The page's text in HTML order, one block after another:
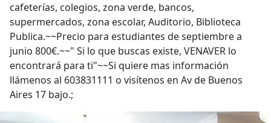
cafeterías, colegios, zona verde, bancos,
supermercados, zona escolar, Auditorio, Biblioteca
Publica.~~Precio para estudiantes de septiembre a
junio 800€.~~" Si lo que buscas existe, VENAVER lo
encontrará para ti"~~Si quiere mas información
llámenos al 603831111 o visítenos en Av de Buenos
Aires 17 bajo.;